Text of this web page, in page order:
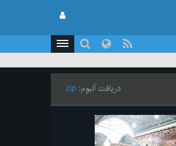
دریافت آلبوم: zip